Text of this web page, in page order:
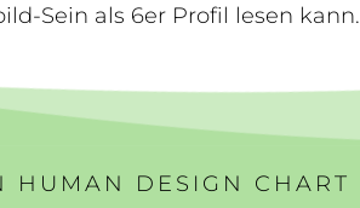
Sein als 6er Profil lesen kann.
DESIGN CHART